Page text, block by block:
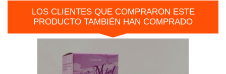
LOS CLIENTES QUE COMPRARON ESTE
PRODUCTO TAMBIÉN HAN COMPRADO